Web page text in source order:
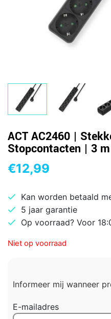
ACT AC2460 |
Stopcontacten | 3
€12,99
Kan worden betaald
5 jaar garantie
Op voorraad? Voor
Niet op voorraad
Informeer mij wanneer
E-mailadres